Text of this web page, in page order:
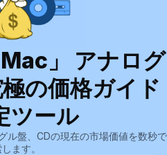
」 アナログ
の価格ガイド
ツール
ル盤、CDの現在の市場価値を数秒で
ます。